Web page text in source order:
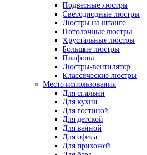
Подвесные люстры
Светодиодные люстры
Люстры на штанге
Потолочные люстры
Хрустальные люстры
Большие люстры
Плафоны
Люстры-вентилятор
Классические люстры
Место использования
Для спальни
Для кухни
Для гостиной
Для детской
Для ванной
Для офиса
Для прихожей